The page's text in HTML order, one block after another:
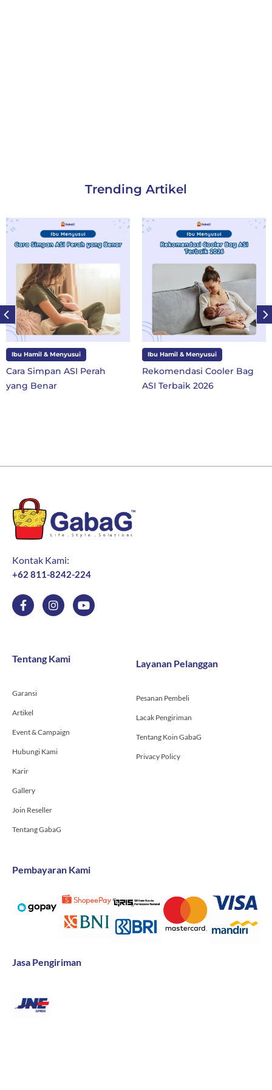
Trending Artikel
Hamil & Menyusui
Simpan ASI Perah
Benar
Ibu Hamil & Menyusui
Rekomendasi Cooler Bag
ASI Terbaik 2026
Kontak Kami:
+62 811-8242-224
F
a
c
o
f
I
n
s
g
r
Y
o
u
Tentang Kami
Garansi
Artikel
Event & Campaign
Hubungi Kami
Karir
Gallery
Join Reseller
Tentang GabaG
Layanan Pelanggan
Pesanan Pembeli
Lacak Pengiriman
Tentang Koin GabaG
Privacy Policy
Pembayaran Kami
Jasa Pengiriman